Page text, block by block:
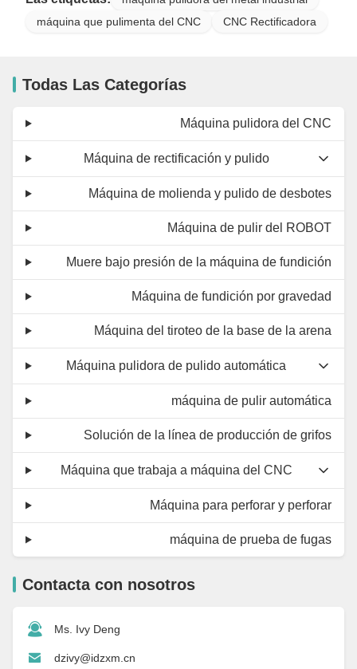
máquina que pulimenta del CNC
CNC Rectificadora
Todas Las Categorías
Máquina pulidora del CNC
Máquina de rectificación y pulido
Máquina de molienda y pulido de desbotes
Máquina de pulir del ROBOT
Muere bajo presión de la máquina de fundición
Máquina de fundición por gravedad
Máquina del tiroteo de la base de la arena
Máquina pulidora de pulido automática
máquina de pulir automática
Solución de la línea de producción de grifos
Máquina que trabaja a máquina del CNC
Máquina para perforar y perforar
máquina de prueba de fugas
Contacta con nosotros
Ms. Ivy Deng
dzivy@idzxm.cn